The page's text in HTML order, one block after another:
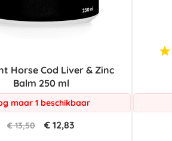
Horse Cod Liver & Zinc
Balm 250 ml
maar 1 beschikbaar
€ 13,50 € 12,83